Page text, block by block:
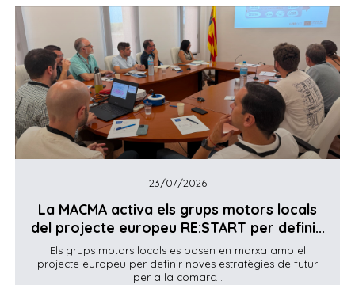
23/07/2026
La MACMA activa els grups motors locals
del projecte europeu RE:START per defini...
Els grups motors locals es posen en marxa amb el
projecte europeu per definir noves estratègies de futur
per a la comarc...